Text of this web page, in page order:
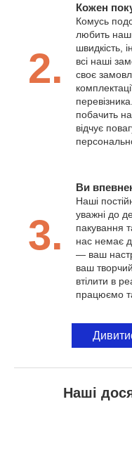
2.
Кожен
Комусь
любить
швидкість,
всі наші
своє
побачить
відчує
3.
Ви
Наші
уважні до
пакування
нас немає
— ваш
ваш
втілити в
працюємо
Наші